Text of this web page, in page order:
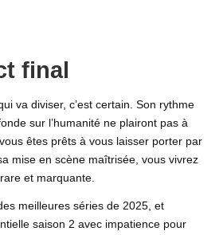
final
va diviser, c’est certain. Son rythme
sur l’humanité ne plairont pas à
êtes prêts à vous laisser porter par
mise en scène maîtrisée, vous vivrez
et marquante.
meilleures séries de 2025, et
saison 2 avec impatience pour